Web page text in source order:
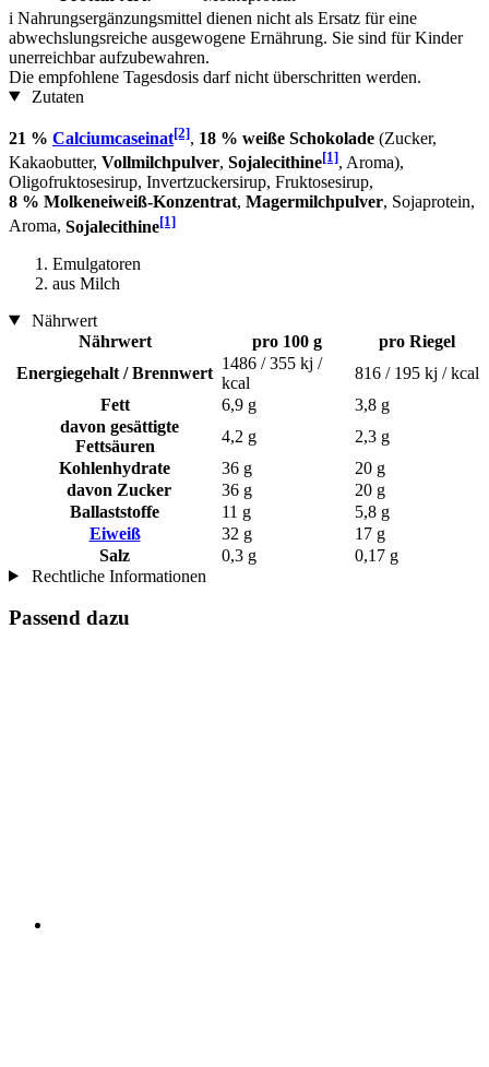
i Nahrungsergänzungsmittel dienen nicht als Ersatz für eine
abwechslungsreiche ausgewogene Ernährung. Sie sind für Kinder
unerreichbar aufzubewahren.
Die empfohlene Tagesdosis darf nicht überschritten werden.
Zutaten
21 % Calciumcaseinat[2], 18 % weiße Schokolade (Zucker,
Kakaobutter, Vollmilchpulver, Sojalecithine[1], Aroma),
Oligofruktosesirup, Invertzuckersirup, Fruktosesirup,
8 % Molkeneiweiß-Konzentrat, Magermilchpulver, Sojaprotein,
Aroma, Sojalecithine[1]
Emulgatoren
aus Milch
Nährwert
Nährwert
pro 100 g
pro Riegel
Energiegehalt / Brennwert
1486 / 355 kj /
kcal
816 / 195 kj / kcal
Fett
6,9 g
3,8 g
davon gesättigte
Fettsäuren
4,2 g
2,3 g
Kohlenhydrate
36 g
20 g
davon Zucker
36 g
20 g
Ballaststoffe
11 g
5,8 g
Eiweiß
32 g
17 g
Salz
0,3 g
0,17 g
Rechtliche Informationen
Passend dazu